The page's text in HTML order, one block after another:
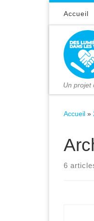
Passer au contenuAccueil
Un projet
Accueil »
6